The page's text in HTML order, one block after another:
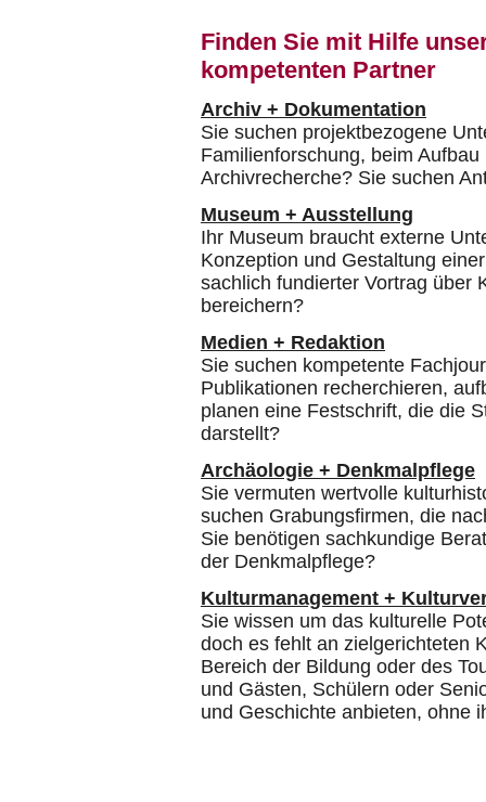
Finden Sie mit Hilfe
kompetenten Partner
Archiv + Dokumentation
Sie suchen projektbezogene
Familienforschung, beim
Archivrecherche? Sie suchen
Museum + Ausstellung
Ihr Museum braucht externe
Konzeption und Gestaltung
sachlich fundierter Vortrag über
bereichern?
Medien + Redaktion
Sie suchen kompetente
Publikationen recherchieren,
planen eine Festschrift, die die
darstellt?
Archäologie + Denkmalpflege
Sie vermuten wertvolle
suchen Grabungsfirmen, die
Sie benötigen sachkundige
der Denkmalpflege?
Kulturmanagement +
Sie wissen um das kulturelle
doch es fehlt an zielgerichteten
Bereich der Bildung oder des
und Gästen, Schülern oder
und Geschichte anbieten, ohne